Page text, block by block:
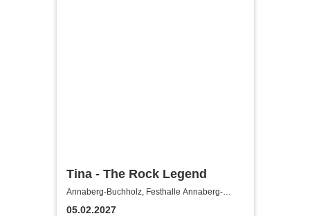
Tina - The Rock Legend
Annaberg-Buchholz, Festhalle Annaberg-
Buchholz
05.02.2027